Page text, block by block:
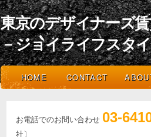
東京のデザイナーズ
－ジョイライフスタ
HOME CONTACT
お電話でのお問い合わせ 03-
社〕